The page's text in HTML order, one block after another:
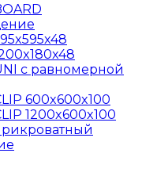
с равномерной
600x600x100
1200x600x100